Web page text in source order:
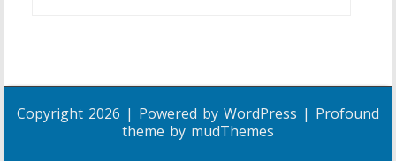
Copyright 2026 | Powered by WordPress | Profound
theme by mudThemes